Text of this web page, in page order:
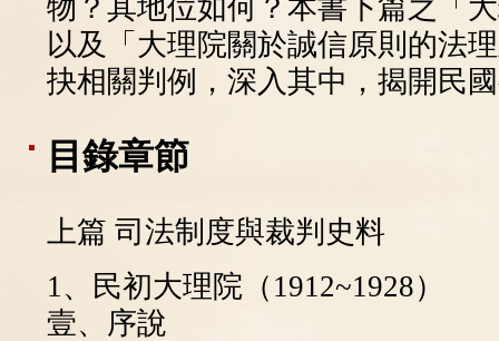
物？其地位如何？本書下篇之「
以及「大理院關於誠信原則的法
抉相關判例，深入其中，揭開民
目錄章節
上篇 司法制度與裁判史料
1、民初大理院（1912~1928）
壹、序說